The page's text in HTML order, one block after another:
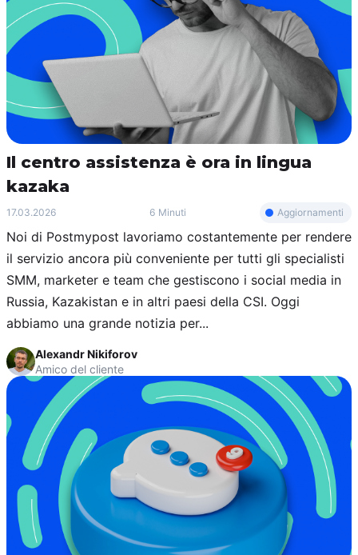
Il centro assistenza è ora in lingua
kazaka
17.03.2026 6 Minuti Aggiornamenti
Noi di Postmypost lavoriamo costantemente per rendere
il servizio ancora più conveniente per tutti gli specialisti
SMM, marketer e team che gestiscono i social media in
Russia, Kazakistan e in altri paesi della CSI. Oggi
abbiamo una grande notizia per...
Alexandr Nikiforov
Amico del cliente